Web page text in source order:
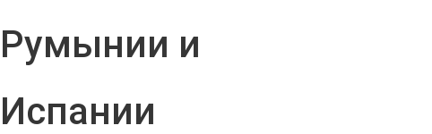
Румынии и
Испании